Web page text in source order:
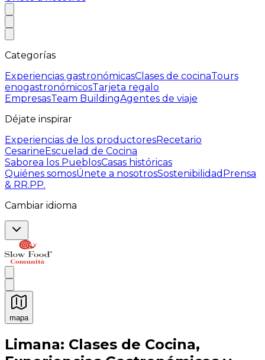
Categorías
Experiencias gastronómicasClases de cocinaTours
enogastronómicosTarjeta regalo
EmpresasTeam BuildingAgentes de viaje
Déjate inspirar
Experiencias de los productoresRecetario
CesarineEscuelad de Cocina
Saborea los PueblosCasas históricas
Quiénes somosÚnete a nosotrosSostenibilidad Prensa
& RR.PP.
Cambiar idioma
mapa
Experiencias culinarias inolvidables: Experiencias
Limana: Clases de Cocina,